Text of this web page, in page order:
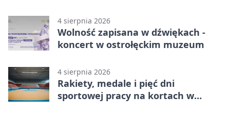
4 sierpnia 2026
Wolność zapisana w dźwiękach -
koncert w ostrołęckim muzeum
4 sierpnia 2026
Rakiety, medale i pięć dni
sportowej pracy na kortach w